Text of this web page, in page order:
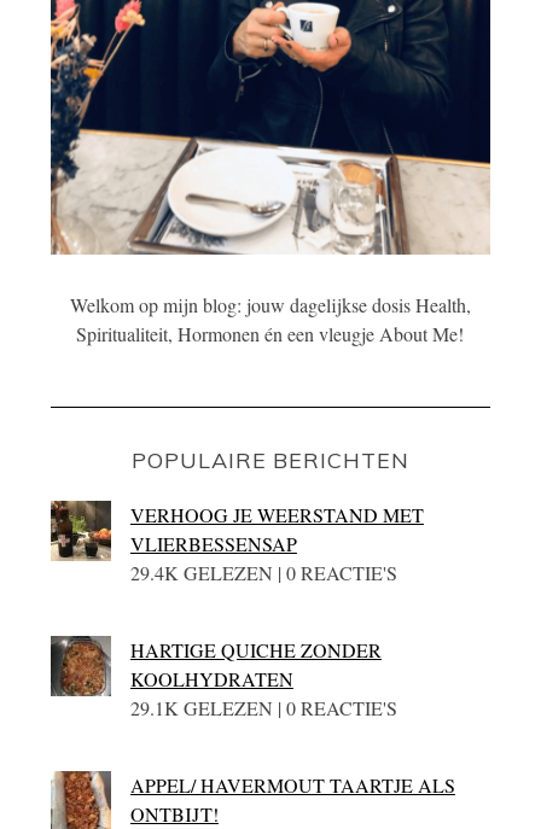
Welkom op mijn blog: jouw dagelijkse dosis Health,
Spiritualiteit, Hormonen én een vleugje About Me!
POPULAIRE BERICHTEN
VERHOOG JE WEERSTAND MET
VLIERBESSENSAP
29.4K GELEZEN | 0 REACTIE'S
HARTIGE QUICHE ZONDER
KOOLHYDRATEN
29.1K GELEZEN | 0 REACTIE'S
APPEL/ HAVERMOUT TAARTJE ALS
ONTBIJT!